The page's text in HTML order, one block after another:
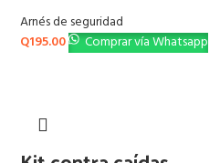
Arnés de seguridad
Q195.00 Comprar vía Whatsapp